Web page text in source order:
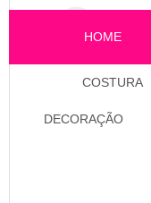
HOME
COSTURA
DECORAÇÃO